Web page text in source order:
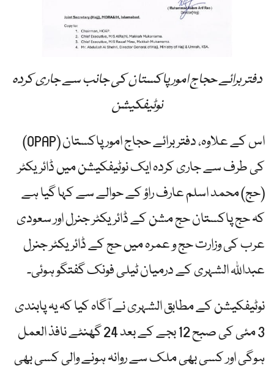
دفتر برائے حجاج امور پاکستان کی جانب سے جاری کردہ
نوٹیفکیشن
اس کے علاوہ، دفتر برائے حجاج امور پاکستان (OPAP)
کی طرف سے جاری کردہ ایک نوٹیفکیشن میں ڈائریکٹر
(حج) محمد اسلم عارف راؤ کے حوالے سے کہا گیا ہے
کہ حج پاکستان حج مشن کے ڈائریکٹر جنرل اور سعودی
عرب کی وزارت حج و عمرہ میں حج کے ڈائریکٹر جنرل
عبداللہ الشہری کے درمیان ٹیلی فونک گفتگو ہوئی۔
نوٹیفکیشن کے مطابق الشہری نے آگاہ کیا کہ یہ پابندی
3 مئی کی صبح 12 بجے کے بعد 24 گھنٹے نافذ العمل
ہوگی اور کسی بھی ملک سے روانہ ہونے والی کسی بھی